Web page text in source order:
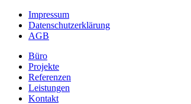
Impressum
Datenschutzerklärung
AGB
Büro
Projekte
Referenzen
Leistungen
Kontakt